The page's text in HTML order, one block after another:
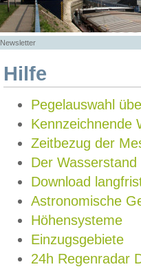
Newsletter
Hilfe
Pegelauswahl
Kennzeichnende
Zeitbezug der
Der Wasserstand
Download
Astronomische
Höhensysteme
Einzugsgebiete
24h Regenradar